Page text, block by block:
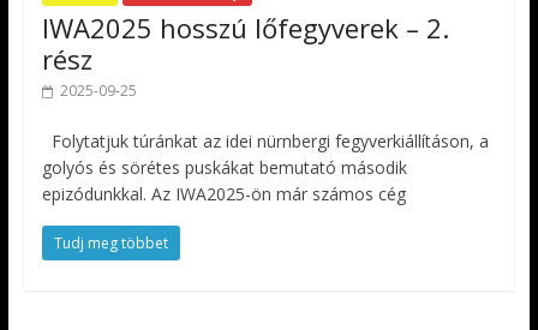
IWA2025 hosszú lőfegyverek – 2.
rész
2025-09-25
Folytatjuk túránkat az idei nürnbergi fegyverkiállításon, a
golyós és sörétes puskákat bemutató második
epizódunkkal. Az IWA2025-ön már számos cég
Tudj meg többet